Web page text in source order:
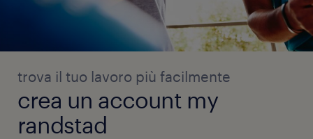
trova il tuo lavoro più facilmente
crea un account my
randstad